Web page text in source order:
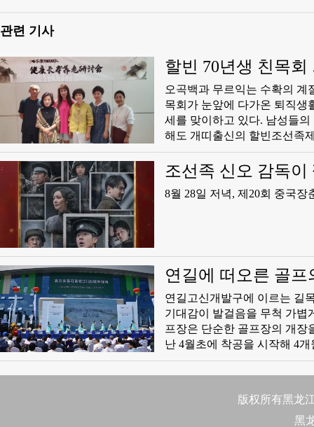
관련 기사
할빈 70년생 친목
오곡백과 무르익는 수확의 계
목회가 눈앞에 다가온 퇴직생
세를 맞이하고 있다. 남성들
해도 개띠출신의 할빈조선족
한족학교의 차성금 선생, 도
원의 한명월 선생도 9월 퇴직을 앞두고 있다. 이러한 실정에 근거
강하고 행복한 퇴직생활을
조선족 신오 감독
상!
8월 28일 저녁, 제20회 중국
연길에 떠오른 골
연길고신개발구에 이르는 길
기대감이 발걸음을 무척 가볍게 만든다. 8월 27일, 마침내 그 문을 활짝 연
프장은 단순한 골프장의 개장
난 4월초에 착공을 시작해 4
장 큰 골프존 시티 골프장으
약 800여미터 커시안 공장과
版权所有黑龙
黑